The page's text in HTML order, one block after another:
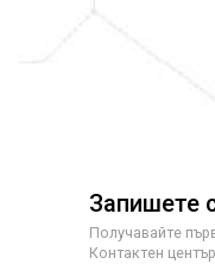
Запишете
Получавайте
Контактен център